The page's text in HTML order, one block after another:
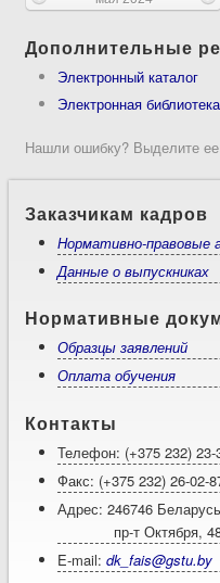
Дополнительные
Электронный каталог
Электронная библиотека
Нашли ошибку? Выделите
Заказчикам кадров
Нормативно-правовые
Данные о выпускниках
Нормативные
Образцы заявлений
Оплата обучения
Контакты
Телефон: (+375 232) 23-
Факс: (+375 232) 26-02-
Адрес: 246746
пр-т Октября, 48,
E-mail:dk_fais@gstu.by